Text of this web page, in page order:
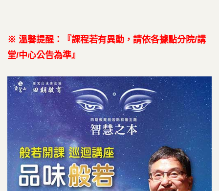
※ 溫馨提醒：『課程若有異動，請依各據點分院/講
堂/中心公告為準』